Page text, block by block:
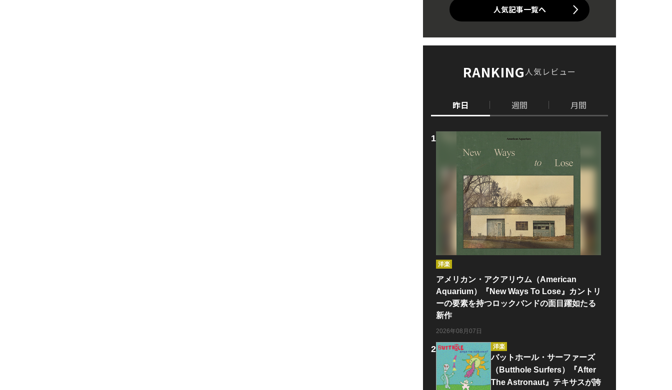
人気記事一覧へ
RANKING人気レビュー
昨日 週間 月間
洋楽
アメリカン・アクアリウム（American
Aquarium）『New Ways To Lose』カントリ
ーの要素を持つロックバンドの面目躍如たる
新作
2026年08月07日
洋楽
バットホール・サーファーズ
（Butthole Surfers）『After
The Astronaut』テキサスが誇